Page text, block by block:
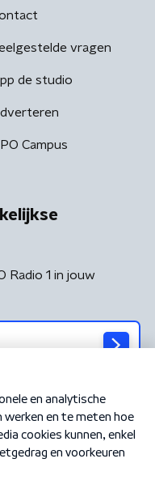
vragen
de studio
Campus
Radio 1 in jouw